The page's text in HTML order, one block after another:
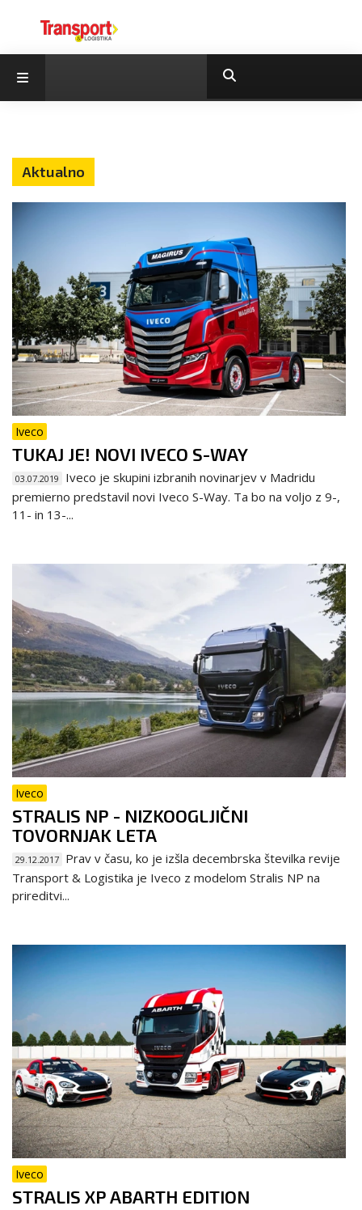
Aktualno
Iveco
TUKAJ JE! NOVI IVECO S-WAY
03.07.2019
Iveco je skupini izbranih novinarjev v Madridu
premierno predstavil novi Iveco S-Way. Ta bo na voljo z 9-,
11- in 13-...
Iveco
STRALIS NP - NIZKOOGLJIČNI
TOVORNJAK LETA
29.12.2017 Prav v času, ko je izšla decembrska številka revije
Transport & Logistika je Iveco z modelom Stralis NP na
prireditvi...
Iveco
STRALIS XP ABARTH EDITION